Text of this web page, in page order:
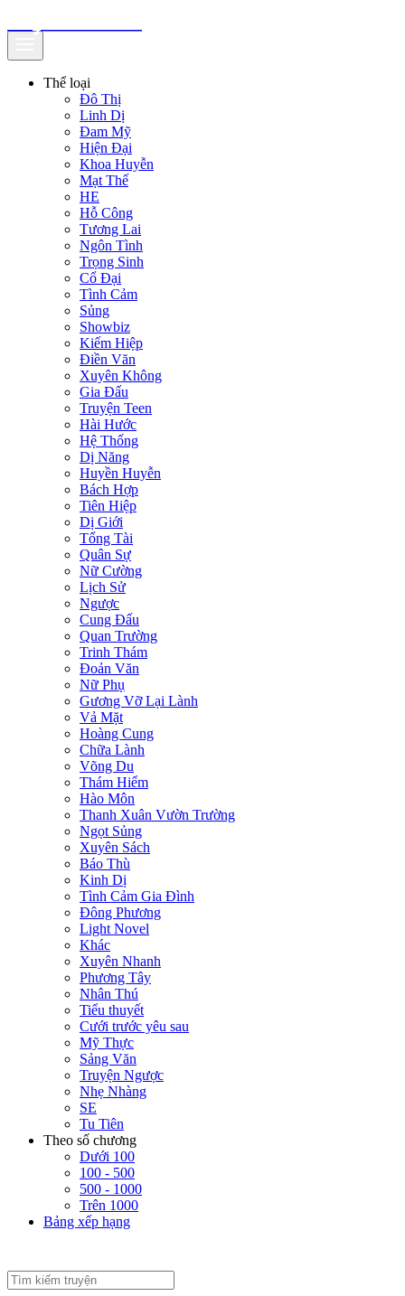
Thể loại
Đô Thị
Linh Dị
Đam Mỹ
Hiện Đại
Khoa Huyễn
Mạt Thế
HE
Hỗ Công
Tương Lai
Ngôn Tình
Trọng Sinh
Cổ Đại
Tình Cảm
Sủng
Showbiz
Kiếm Hiệp
Điền Văn
Xuyên Không
Gia Đấu
Truyện Teen
Hài Hước
Hệ Thống
Dị Năng
Huyền Huyễn
Bách Hợp
Tiên Hiệp
Dị Giới
Tổng Tài
Quân Sự
Nữ Cường
Lịch Sử
Ngược
Cung Đấu
Quan Trường
Trinh Thám
Đoản Văn
Nữ Phụ
Gương Vỡ Lại Lành
Vả Mặt
Hoàng Cung
Chữa Lành
Võng Du
Thám Hiểm
Hào Môn
Thanh Xuân Vườn Trường
Ngọt Sủng
Xuyên Sách
Báo Thù
Kinh Dị
Tình Cảm Gia Đình
Đông Phương
Light Novel
Khác
Xuyên Nhanh
Phương Tây
Nhân Thú
Tiểu thuyết
Cưới trước yêu sau
Mỹ Thực
Sảng Văn
Truyện Ngược
Nhẹ Nhàng
SE
Tu Tiên
Theo số chương
Dưới 100
100 - 500
500 - 1000
Trên 1000
Bảng xếp hạng